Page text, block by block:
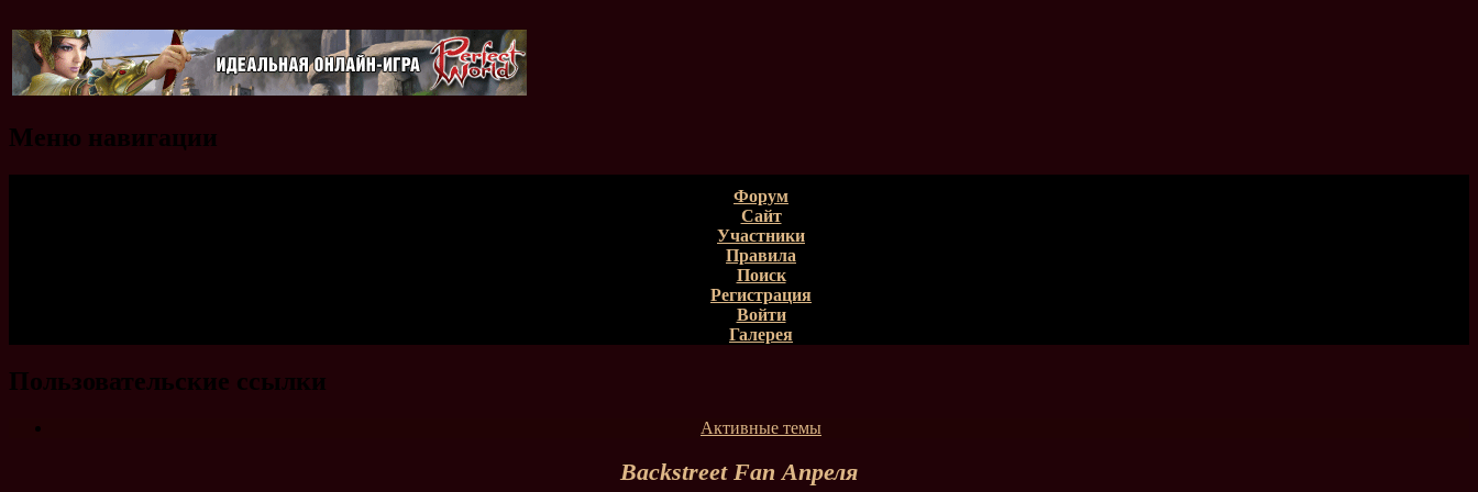
Меню навигации
Форум
Сайт
Участники
Правила
Поиск
Регистрация
Войти
Галерея
Пользовательские ссылки
Активные темы
Backstreet Fan Апреля